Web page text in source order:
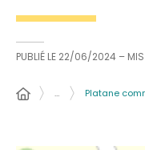
PUBLIÉ LE 22/06/2024 –
… Platane